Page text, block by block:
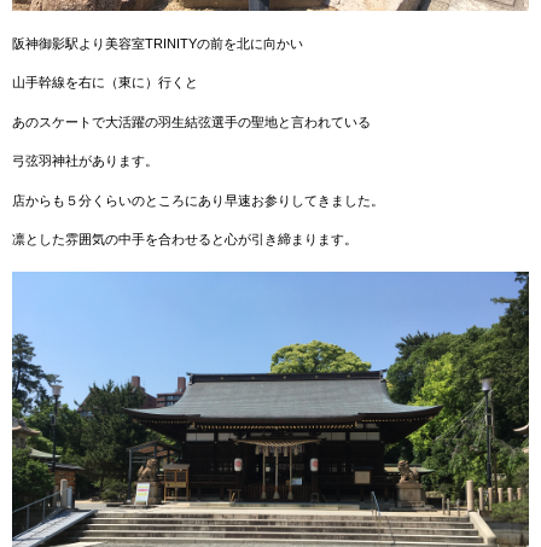
阪神御影駅より美容室TRINITYの前を北に向かい
山手幹線を右に（東に）行くと
あのスケートで大活躍の羽生結弦選手の聖地と言われている
弓弦羽神社があります。
店からも５分くらいのところにあり早速お参りしてきました。
凛とした雰囲気の中手を合わせると心が引き締まります。